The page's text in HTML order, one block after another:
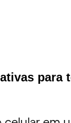
para